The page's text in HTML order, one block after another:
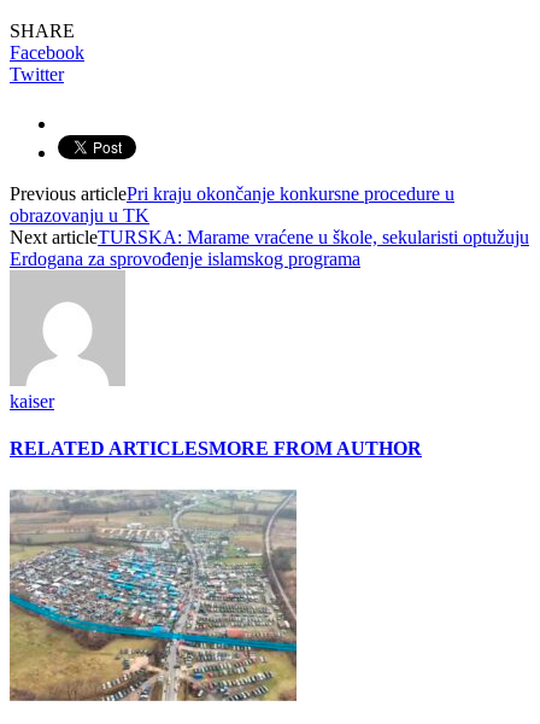
SHARE
Facebook
Twitter
Previous articlePri kraju okončanje konkursne procedure u
obrazovanju u TK
Next articleTURSKA: Marame vraćene u škole, sekularisti optužuju
Erdogana za sprovođenje islamskog programa
kaiser
RELATED ARTICLESMORE FROM AUTHOR